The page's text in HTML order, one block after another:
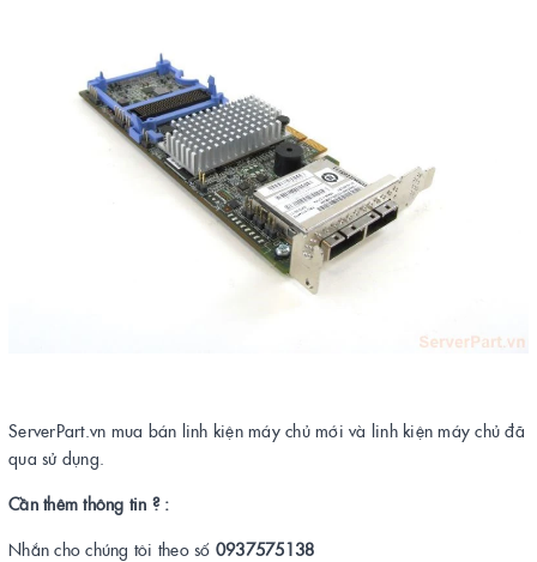
ServerPart.vn mua bán linh kiện máy chủ mới và linh kiện máy chủ đã
qua sử dụng.
Cần thêm thông tin ? :
Nhắn cho chúng tôi theo số 0937575138